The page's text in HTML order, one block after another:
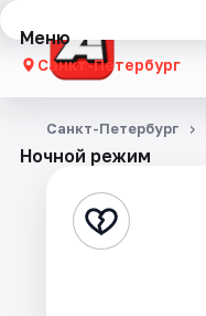
Меню
Санкт-Петербург
Концерты
Стендап
Ночной режим
Санкт-Петербург